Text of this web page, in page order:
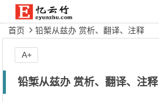
首页 铅椠从兹办 赏析、翻译、注释
铅椠从兹办 赏析、翻译、注释
A+